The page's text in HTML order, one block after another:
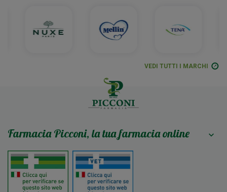
VEDI TUTTI I MARCHI
Farmacia Picconi, la tua farmacia online 